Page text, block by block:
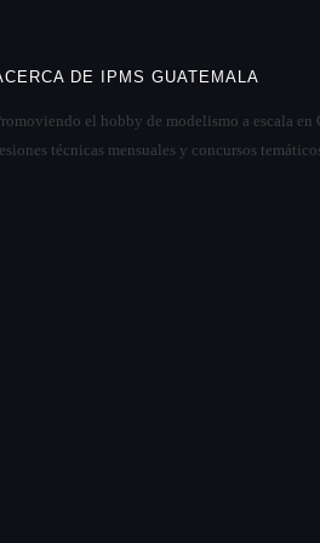
DE IPMS GUATEMALA
el hobby de modelismo a escala en
técnicas mensuales y concursos